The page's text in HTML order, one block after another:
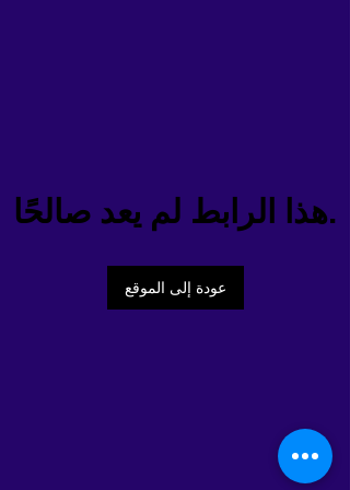
هذا الرابط لم يعد صالحًا.
عودة إلى الموقع